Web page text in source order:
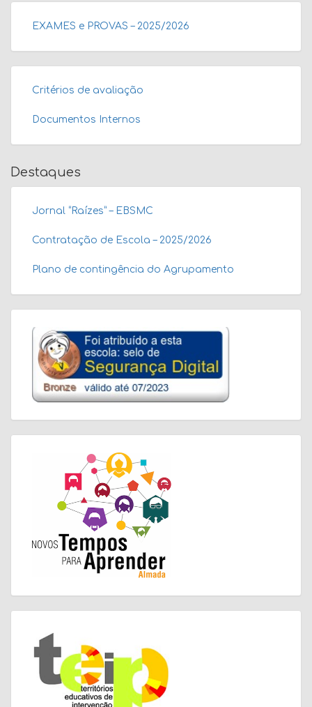
EXAMES e PROVAS – 2025/2026
Critérios de avaliação
Documentos Internos
Destaques
Jornal “Raízes” – EBSMC
Contratação de Escola – 2025/2026
Plano de contingência do Agrupamento